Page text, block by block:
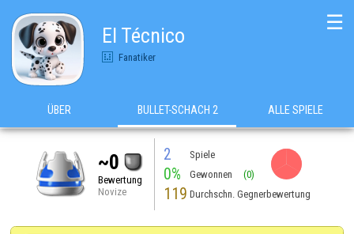
El Técnico
Fanatiker
☰
ÜBER BULLET-SCHACH 2 ALLE SPIELE
~0
Bewertung
Novize
2 Spiele
0% Gewonnen (0)
119 Durchschn. Gegnerbewertung